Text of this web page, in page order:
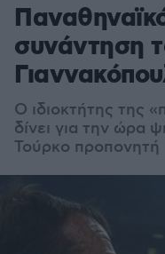
συνάντηση
Ο ιδιοκτήτης της
δίνει για την ώρα
Τούρκο προπονητή